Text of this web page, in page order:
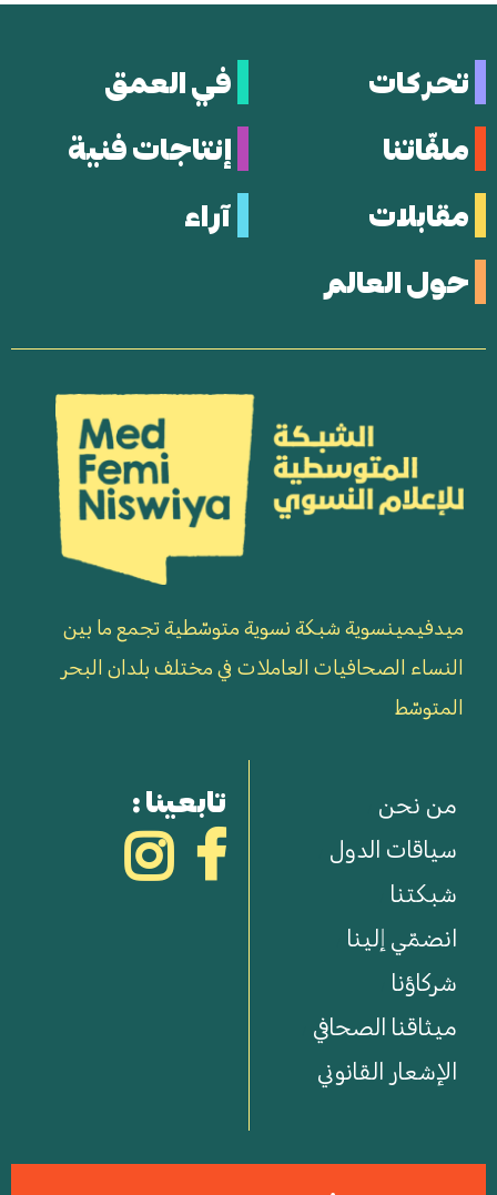
تحركات
في العمق
ملفّاتنا
إنتاجات فنية
مقابلات
آراء
حول العالم
ميدفيمينسوية شبكة نسوية متوسّطية تجمع ما بين
النساء الصحافيات العاملات في مختلف بلدان البحر
المتوسّط
من نحن
سياقات الدول
شبكتنا
انضمّي إلينا
شركاؤنا
ميثاقنا الصحافي
الإشعار القانوني
تابعينا :